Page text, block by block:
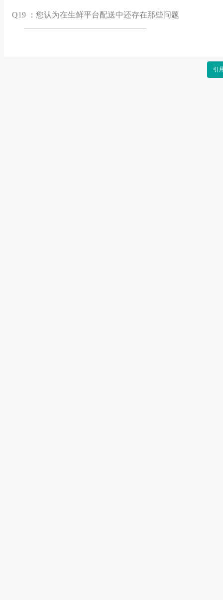
Q19 ：您认为在生鲜平台配送中还存在那些问题
引